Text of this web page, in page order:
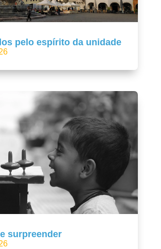
pelo espírito da unidade
surpreender